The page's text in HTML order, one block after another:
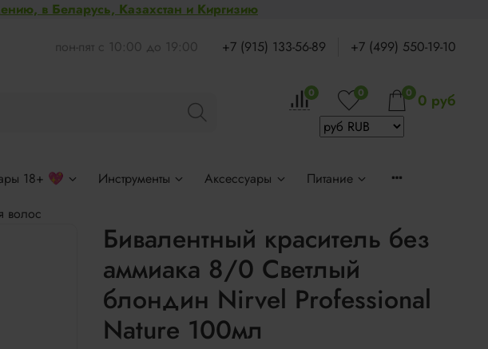
в Беларусь, Казахстан и Киргизию
пон-пят с 10:00 до 19:00 +7 (915) 133-56-89 +7 (499) 550-19-10
0 0 0 0 руб
18+ 💖 Инструменты Аксессуары
Питание
волос
Бивалентный краситель без
аммиака 8/0 Светлый
блондин Nirvel Professional
Nature 100мл